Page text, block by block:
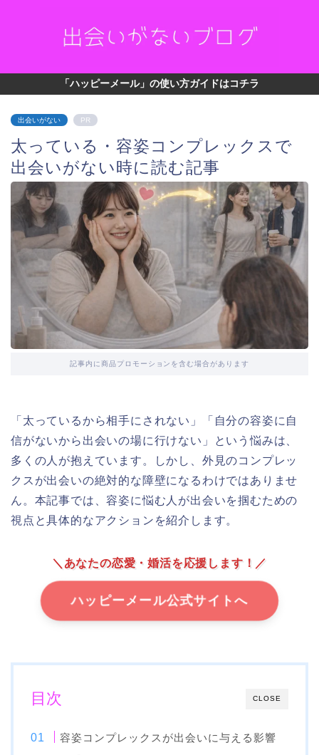
「ハッピーメール」の使い方ガイドはコチラ
出会いがない PR
太っている・容姿コンプレックスで
出会いがない時に読む記事
記事内に商品プロモーションを含む場合があります
「太っているから相手にされない」「自分の容姿に自
信がないから出会いの場に行けない」という悩みは、
多くの人が抱えています。しかし、外見のコンプレッ
クスが出会いの絶対的な障壁になるわけではありませ
ん。本記事では、容姿に悩む人が出会いを掴むための
視点と具体的なアクションを紹介します。
＼あなたの恋愛・婚活を応援します！／
ハッピーメール公式サイトへ
CLOSE
目次
容姿コンプレックスが出会いに与える影響